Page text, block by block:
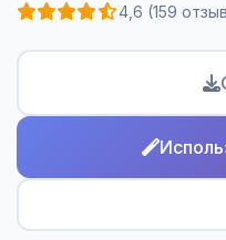
4,6 (159